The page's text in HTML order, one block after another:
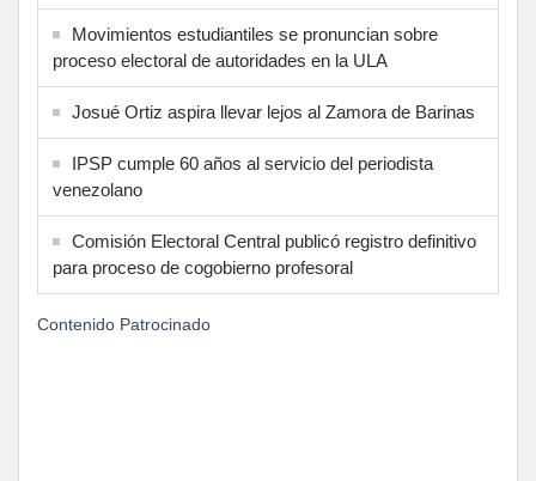
Movimientos estudiantiles se pronuncian sobre
proceso electoral de autoridades en la ULA
Josué Ortiz aspira llevar lejos al Zamora de Barinas
IPSP cumple 60 años al servicio del periodista
venezolano
Comisión Electoral Central publicó registro definitivo
para proceso de cogobierno profesoral
Contenido Patrocinado